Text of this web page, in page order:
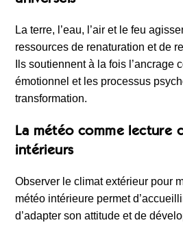
La terre, l’eau, l’air et le feu
ressources de renaturation et de
Ils soutiennent à la fois l’ancrage
émotionnel et les processus
transformation.
La météo comme lecture
intérieurs
Observer le climat extérieur pour
météo intérieure permet
d’adapter son attitude et de